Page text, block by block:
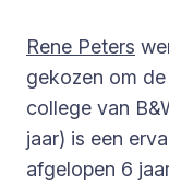
Rene Peters
gekozen om
college van
jaar) is een
afgelopen 6